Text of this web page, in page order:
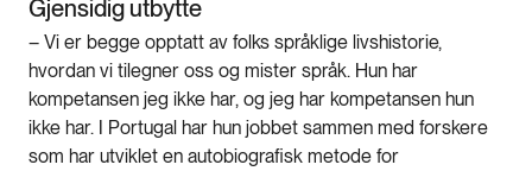
Gjensidig utbytte
– Vi er begge opptatt av folks språklige livshistorie,
hvordan vi tilegner oss og mister språk. Hun har
kompetansen jeg ikke har, og jeg har kompetansen hun
ikke har. I Portugal har hun jobbet sammen med forskere
som har utviklet en autobiografisk metode for